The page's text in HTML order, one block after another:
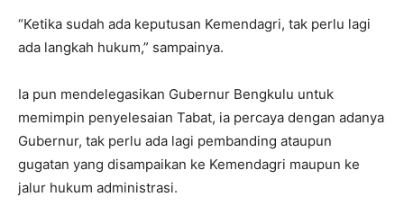
“Ketika sudah ada keputusan Kemendagri, tak perlu lagi
ada langkah hukum,” sampainya.
Ia pun mendelegasikan Gubernur Bengkulu untuk
memimpin penyelesaian Tabat, ia percaya dengan adanya
Gubernur, tak perlu ada lagi pembanding ataupun
gugatan yang disampaikan ke Kemendagri maupun ke
jalur hukum administrasi.